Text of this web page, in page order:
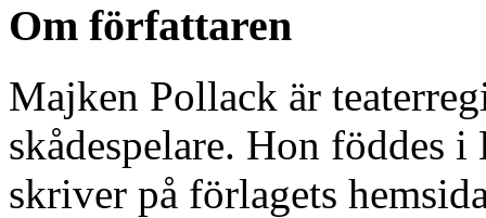
Om författaren
Majken Pollack är
skådespelare. Hon föddes
skriver på förlagets